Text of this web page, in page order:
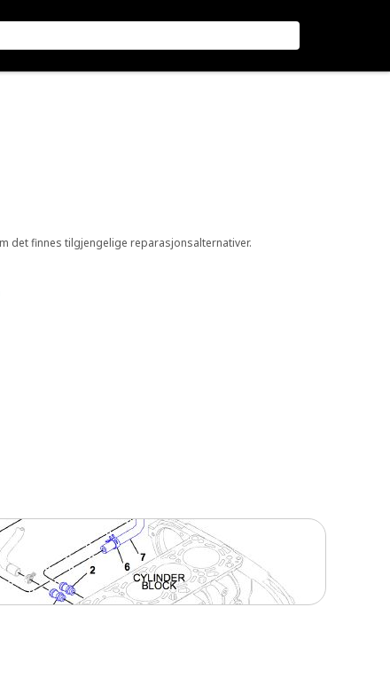
det finnes tilgjengelige reparasjonsalternativer.